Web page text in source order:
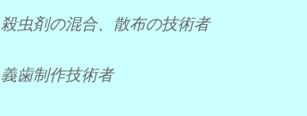
殺虫剤の混合、散布の技術者
義歯制作技術者